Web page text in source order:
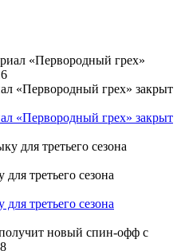
«Первородный грех» закрыт
«Первородный грех» закрыт
третьего сезона
третьего сезона